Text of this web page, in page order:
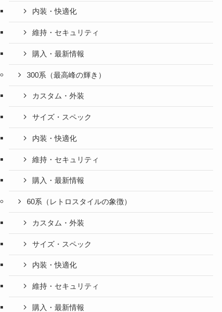
内装・快適化
維持・セキュリティ
購入・最新情報
300系（最高峰の輝き）
カスタム・外装
サイズ・スペック
内装・快適化
維持・セキュリティ
購入・最新情報
60系（レトロスタイルの象徴）
カスタム・外装
サイズ・スペック
内装・快適化
維持・セキュリティ
購入・最新情報